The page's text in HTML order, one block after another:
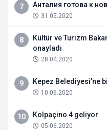
7 Анталия готова к
31.05.2020
8
Kültür ve Turizm
onayladı
28.04.2020
9 Kepez Belediyesi’ne
10.06.2020
10 Kolpaçino 4 geliyor
05.06.2020